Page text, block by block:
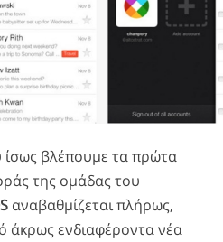
βλέπουμε τα πρώτα
της ομάδας του
αναβαθμίζεται πλήρως,
άκρως ενδιαφέροντα νέα